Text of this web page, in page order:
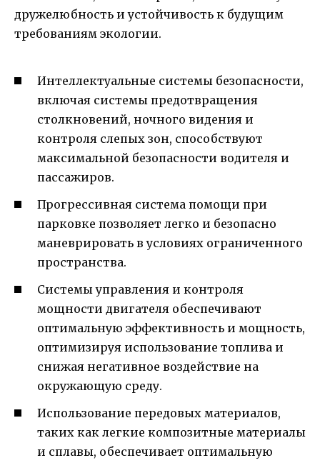
дружелюбность и устойчивость к будущим
требованиям экологии.
Интеллектуальные системы безопасности,
включая системы предотвращения
столкновений, ночного видения и
контроля слепых зон, способствуют
максимальной безопасности водителя и
пассажиров.
Прогрессивная система помощи при
парковке позволяет легко и безопасно
маневрировать в условиях ограниченного
пространства.
Системы управления и контроля
мощности двигателя обеспечивают
оптимальную эффективность и мощность,
оптимизируя использование топлива и
снижая негативное воздействие на
окружающую среду.
Использование передовых материалов,
таких как легкие композитные материалы
и сплавы, обеспечивает оптимальную